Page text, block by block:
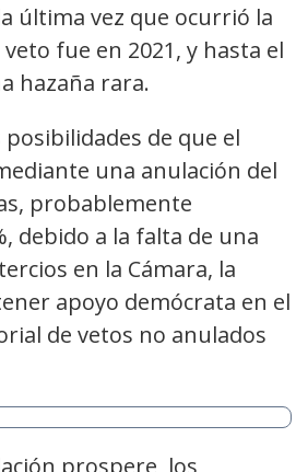
última vez que ocurrió la
fue en 2021, y hasta el
hazaña rara.
de que el
una anulación del
probablemente
debido a la falta de una
en la Cámara, la
apoyo demócrata en el
de vetos no anulados
prospere, los